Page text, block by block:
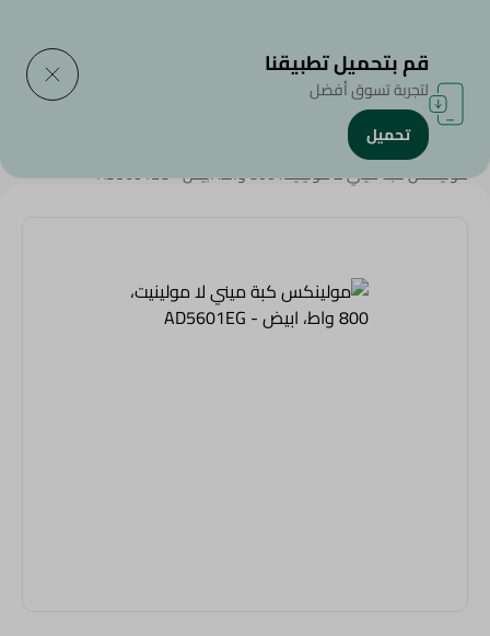
الرئيسية/
Weekly Deals
مولينكس كبة ميني لا مولينيت، 800 واط، ابيض - AD5601EG
قم بتحميل تطبيقنا
لتجربة تسوق أفضل
تحميل